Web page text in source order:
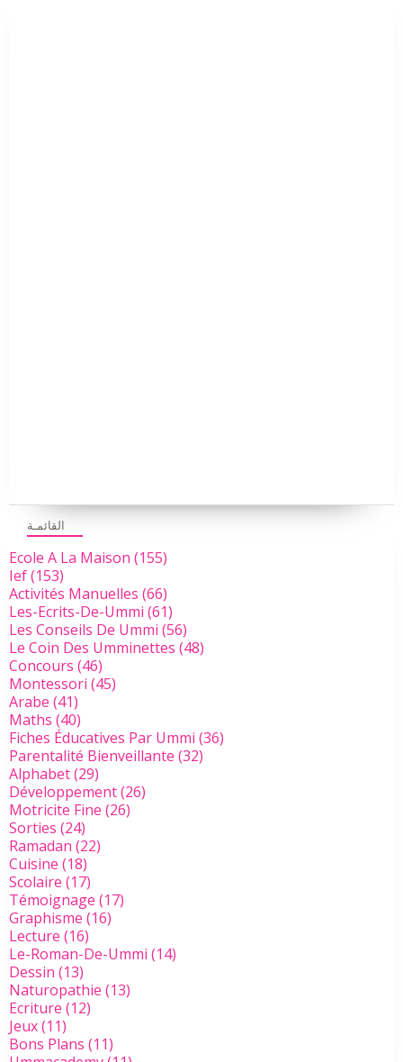
القائمـة
Ecole A La Maison (155)
Ief(153)
Activités Manuelles (66)
Les-Ecrits-De-Ummi (61)
Les Conseils De Ummi (56)
Le Coin Des Umminettes (48)
Concours (46)
Montessori (45)
Arabe (41)
Maths (40)
Fiches Éducatives Par Ummi (36)
Parentalité Bienveillante (32)
Alphabet(29)
Développement(26)
Motricite Fine (26)
Sorties (24)
Ramadan (22)
Cuisine (18)
Scolaire (17)
Témoignage (17)
Graphisme (16)
Lecture (16)
Le-Roman-De-Ummi (14)
Dessin (13)
Naturopathie (13)
Ecriture (12)
Jeux(11)
Bons Plans (11)